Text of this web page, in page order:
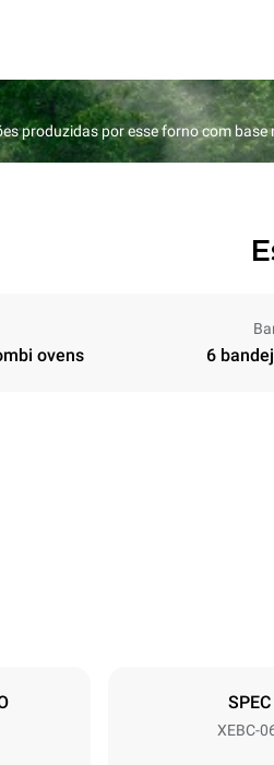
produzidas por esse forno com
ovens 6
XEBC-